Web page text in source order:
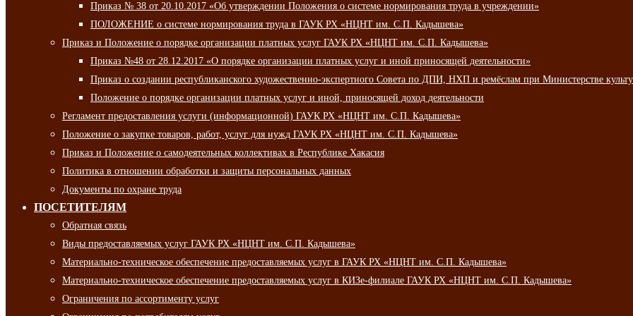
Приказ № 38 от 20.10.2017 «Об утверждении Положения о системе нормирования труда в учреждении»
ПОЛОЖЕНИЕ о системе нормирования труда в ГАУК РХ «НЦНТ им. С.П. Кадышева»
Приказ и Положение о порядке организации платных услуг ГАУК РХ «НЦНТ им. С.П. Кадышева»
Приказ №48 от 28.12.2017 «О порядке организации платных услуг и иной приносящей деятельности»
Приказ о создании республиканского художественно-экспертного Совета по ДПИ, НХП и ремёслам при Министерстве
Положение о порядке организации платных услуг и иной, приносящей доход деятельности
Регламент предоставления услуги (информационной) ГАУК РХ «НЦНТ им. С.П. Кадышева»
Положение о закупке товаров, работ, услуг для нужд ГАУК РХ «НЦНТ им. С.П. Кадышева»
Приказ и Положение о самодеятельных коллективах в Республике Хакасия
Политика в отношении обработки и защиты персональных данных
Документы по охране труда
ПОСЕТИТЕЛЯМ
Обратная связь
Виды предоставляемых услуг ГАУК РХ «НЦНТ им. С.П. Кадышева»
Материально-техническое обеспечение предоставляемых услуг в ГАУК РХ «НЦНТ им. С.П. Кадышева»
Материально-техническое обеспечение предоставляемых услуг в КИЗе-филиале ГАУК РХ «НЦНТ им. С.П. Кадышева»
Ограничения по ассортименту услуг